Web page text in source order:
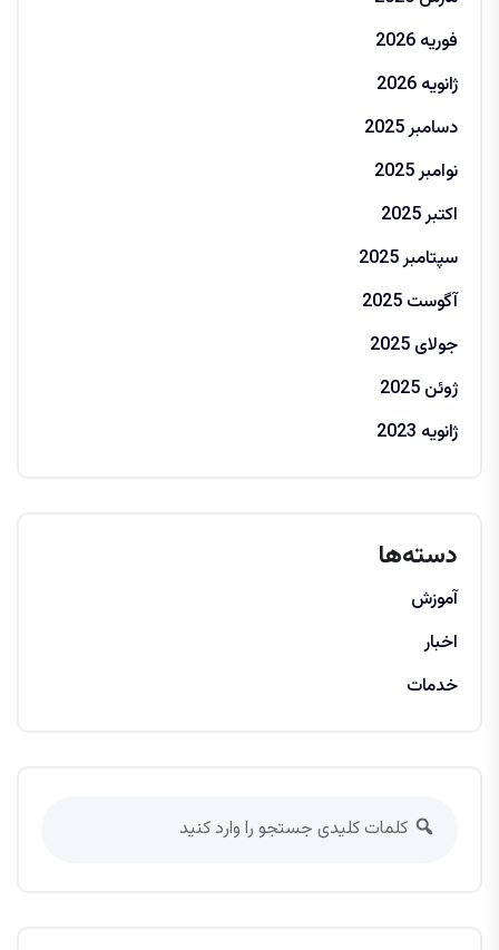
فوریه 2026
ژانویه 2026
دسامبر 2025
نوامبر 2025
اکتبر 2025
سپتامبر 2025
آگوست 2025
جولای 2025
ژوئن 2025
ژانویه 2023
دسته‌ها
آموزش
اخبار
خدمات